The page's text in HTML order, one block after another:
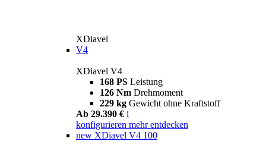
XDiavel
V4
XDiavel V4
168 PS Leistung
126 Nm Drehmoment
229 kg Gewicht ohne Kraftstoff
Ab 29.390 € i
konfigurieren mehr entdecken
new XDiavel V4 100